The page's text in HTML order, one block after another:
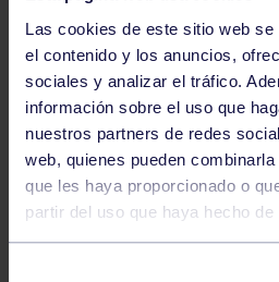
Las cookies de este sitio web
el contenido y los anuncios,
sociales y analizar el tráfico.
información sobre el uso que
nuestros partners de redes
web, quienes pueden
que les haya proporcionado o
partir del uso que haya hecho
Baloncesto
ÚLTIMOS